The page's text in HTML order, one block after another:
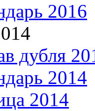
2016
дубля
2014
2014